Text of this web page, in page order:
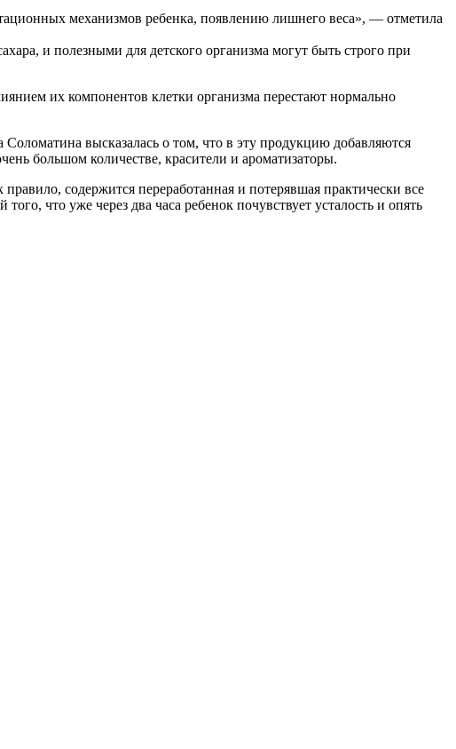
механизмов ребенка, появлению лишнего веса», — отметила
и полезными для детского организма могут быть строго при
их компонентов клетки организма перестают нормально
высказалась о том, что в эту продукцию добавляются
большом количестве, красители и ароматизаторы.
содержится переработанная и потерявшая практически все
что уже через два часа ребенок почувствует усталость и опять